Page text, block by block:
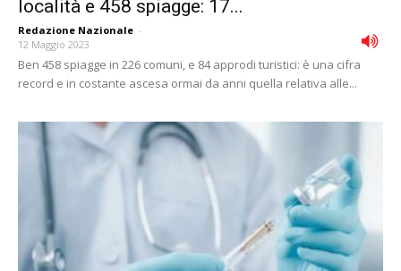
località e 458 spiagge: 17...
Redazione Nazionale -
12 Maggio 2023
Ben 458 spiagge in 226 comuni, e 84 approdi turistici: è una cifra
record e in costante ascesa ormai da anni quella relativa alle...